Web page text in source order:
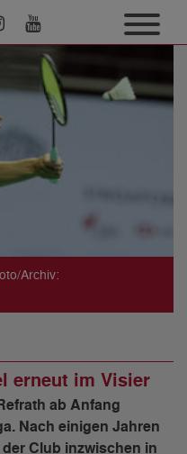
Archiv:
erneut im Visier
ab Anfang
Nach einigen Jahren
Club inzwischen in